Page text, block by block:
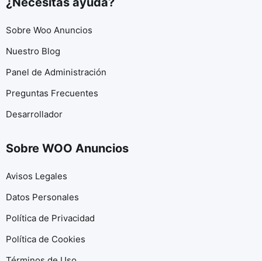
Sobre Woo Anuncios
Nuestro Blog
Panel de Administración
Preguntas Frecuentes
Desarrollador
Sobre WOO Anuncios
Avisos Legales
Datos Personales
Política de Privacidad
Política de Cookies